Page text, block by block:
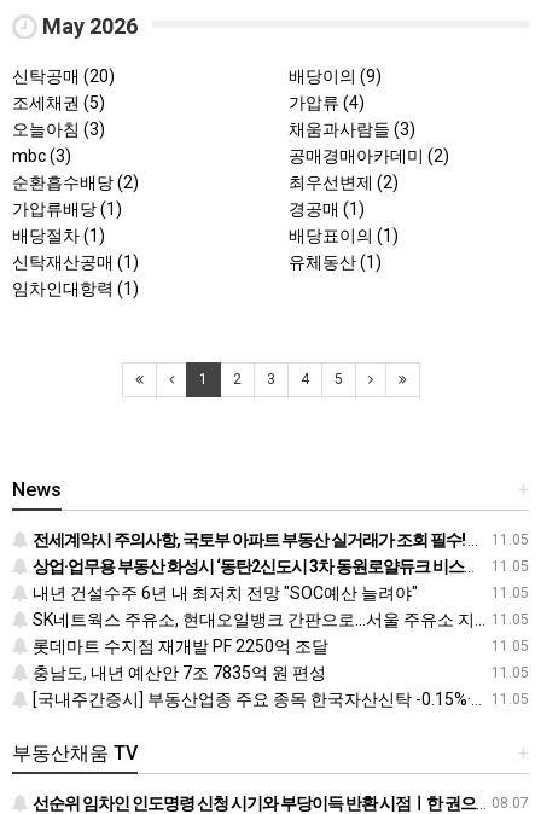
May 2026
신탁공매 (20)
배당이의 (9)
조세채권 (5)
가압류 (4)
오늘아침 (3)
채움과사람들 (3)
mbc (3)
공매경매아카데미 (2)
순환흡수배당 (2)
최우선변제 (2)
가압류배당 (1)
경공매 (1)
배당절차 (1)
배당표이의 (1)
신탁재산공매 (1)
유체동산 (1)
임차인대항력 (1)
1 2 3 4 5
+
News
11.05
전세계약시 주의사항, 국토부 아파트 부동산 실거래가 조회 필수! 전입신고 하는법과 확정일자 받는법도
11.05
상업·업무용 부동산 화성시 ‘동탄2신도시 3차 동원로얄듀크 비스타스퀘어’ 눈길
11.05
내년 건설수주 6년 내 최저치 전망 "SOC예산 늘려야"
11.05
SK네트웍스 주유소, 현대오일뱅크 간판으로…서울 주유소 지도 어떻게 바뀌나
11.05
롯데마트 수지점 재개발 PF 2250억 조달
11.05
충남도, 내년 예산안 7조 7835억 원 편성
11.05
[국내주간증시] 부동산업종 주요 종목 한국자산신탁 -0.15%·신라섬유 -0.26%·한국토지신탁 -0.45% 순
+
부동산채움 TV
08.07
선순위 임차인 인도명령 신청 시기와 부당이득 반환 시점ㅣ한 권으로 끝내는 배당의 정석